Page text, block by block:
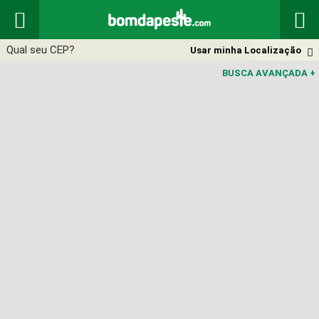
 

Usar minha Localização
BUSCA AVANÇADA +